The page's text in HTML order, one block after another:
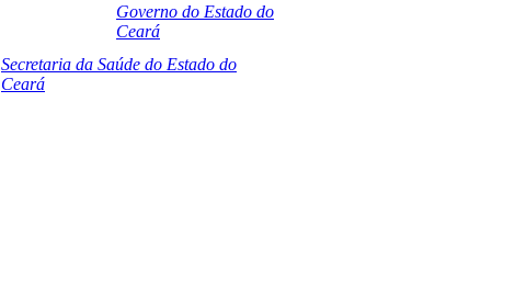
Secretaria da Saúde do Estado do
Ceará
Governo do Estado do
Ceará